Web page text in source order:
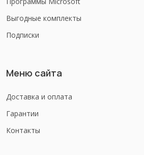
Выгодные комплекты
Подписки
Меню сайта
Доставка и оплата
Гарантии
Контакты